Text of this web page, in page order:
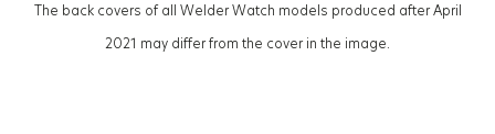
The back covers of all Welder Watch models produced after April
2021 may differ from the cover in the image.